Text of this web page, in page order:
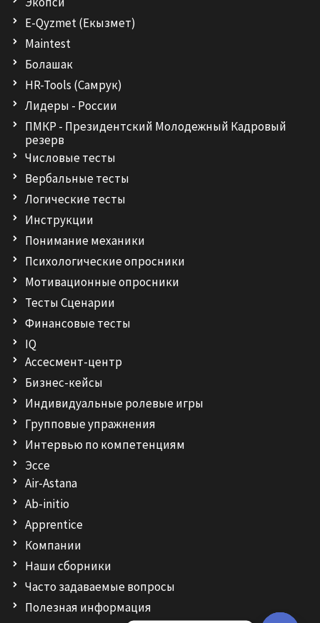
E-Qyzmet (Екызмет)
Maintest
Болашак
HR-Tools (Самрук)
Лидеры - России
ПМКР - Президентский Молодежный Кадровый
резерв
Числовые тесты
Вербальные тесты
Логические тесты
Инструкции
Понимание механики
Психологические опросники
Мотивационные опросники
Тесты Сценарии
Финансовые тесты
IQ
Ассесмент-центр
Бизнес-кейсы
Индивидуальные ролевые игры
Групповые упражнения
Интервью по компетенциям
Эссе
Air-Astana
Ab-initio
Apprentice
Компании
Наши сборники
Часто задаваемые вопросы
Полезная информация